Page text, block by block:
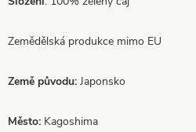
Zemědělská produkce mimo EU
Země původu: Japonsko
Město: Kagoshima